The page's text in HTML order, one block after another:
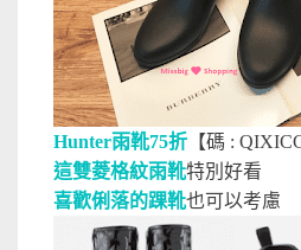
Hunter雨靴75折 【碼 :
這雙菱格紋雨靴特別好看
喜歡俐落的踝靴也可以考慮